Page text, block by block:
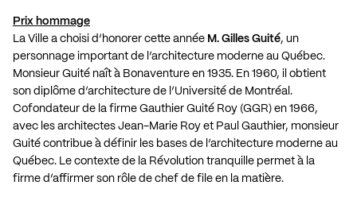
Prix hommage
La Ville a choisi d’honorer cette année M. Gilles Guité, un
personnage important de l’architecture moderne au Québec.
Monsieur Guité naît à Bonaventure en 1935. En 1960, il obtient
son diplôme d’architecture de l’Université de Montréal.
Cofondateur de la firme Gauthier Guité Roy (GGR) en 1966,
avec les architectes Jean-Marie Roy et Paul Gauthier, monsieur
Guité contribue à définir les bases de l’architecture moderne au
Québec. Le contexte de la Révolution tranquille permet à la
firme d’affirmer son rôle de chef de file en la matière.